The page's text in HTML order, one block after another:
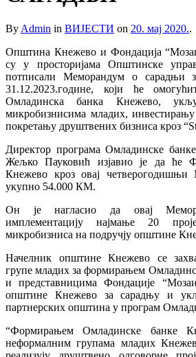
By Admin in ВИЈЕСТИ on 20. мај 2020..
Општина Кнежево и Фондација
су у просторијама Општинске
потписали Меморандум о сарадњи
31.12.2023.године, који ће
Омладинска банка Кнежево,
микробизнисима младих,
покретању друштвених бизниса кроз
Директор програма Омладинске
Жељко Пауковић изјавио је да ће
Кнежево кроз овај
укупно 54.000 КМ.
Он је нагласио да овај
имплементацију најмање 20
микробизниса на подручју општине
Начелник општине Кнежево се
групе младих за формирањем
и представницима Фондације
општине Кнежево за сарадњу и
партнерских општина у програм
“Формирањем Омладинске банке
неформалним групама младих